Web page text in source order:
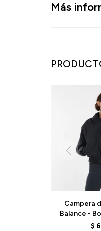
Más
Campera
Balance -
$